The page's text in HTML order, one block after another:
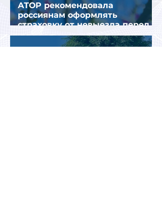
АТОР рекомендовала
россиянам оформлять
страховку от невыезда перед
поездкой в Грецию